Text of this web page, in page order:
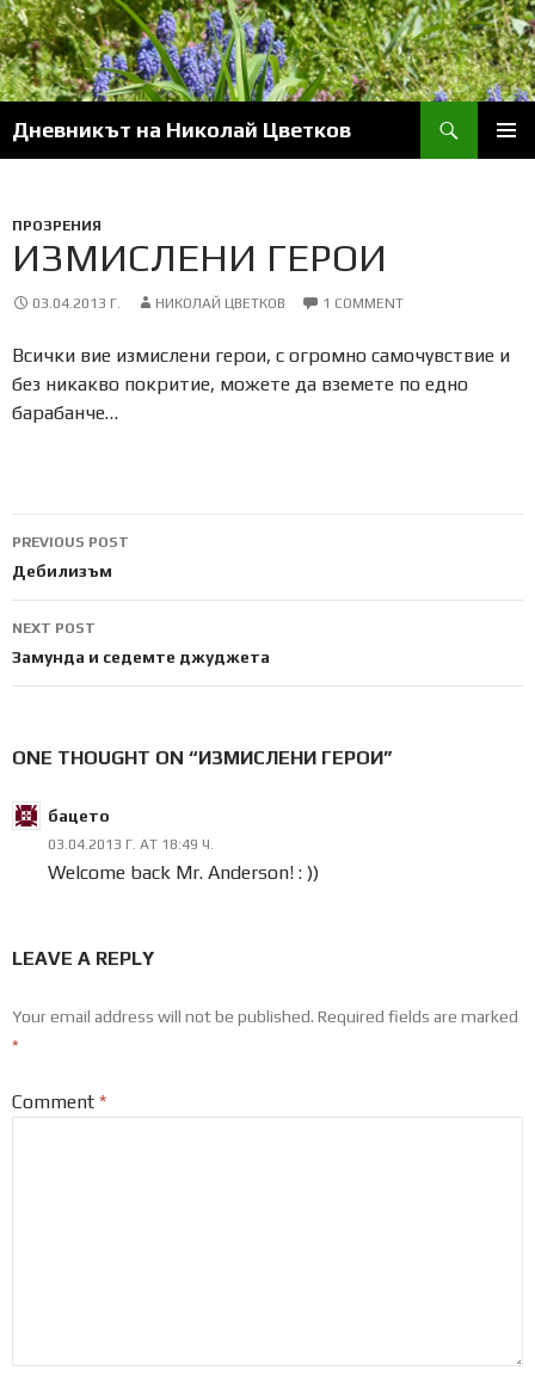
Skip
to
content
Дневникът на Николай Цветков
ПРОЗРЕНИЯ
ИЗМИСЛЕНИ ГЕРОИ
03.04.2013 Г. НИКОЛАЙ ЦВЕТКОВ 1 COMMENT
Всички вие измислени герои, с огромно самочувствие и
без никакво покритие, можете да вземете по едно
барабанче…
Post
navigation
PREVIOUS POST
Дебилизъм
NEXT POST
Замунда и седемте джуджета
ONE THOUGHT ON “ИЗМИСЛЕНИ ГЕРОИ”
бацето
03.04.2013 Г. AT 18:49 Ч.
Welcome back Mr. Anderson! : ))
LEAVE A REPLY
Your email address will not be published. Required fields are marked
*
Comment *